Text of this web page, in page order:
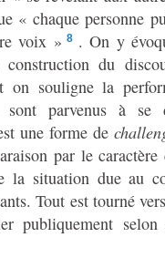
« chaque personne
voix » 8 . On y
du
on souligne la
sont parvenus à se
une forme de
par le
la situation due au
Tout est tourné
publiquement